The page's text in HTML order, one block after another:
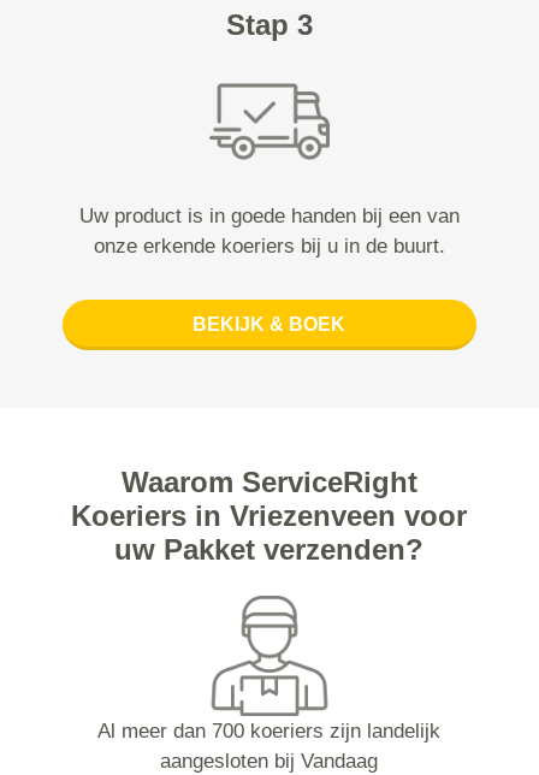
Stap 3
Uw product is in goede handen bij een van
onze erkende koeriers bij u in de buurt.
BEKIJK & BOEK
Waarom ServiceRight
Koeriers in Vriezenveen voor
uw Pakket verzenden?
Al meer dan 700 koeriers zijn landelijk
aangesloten bij Vandaag